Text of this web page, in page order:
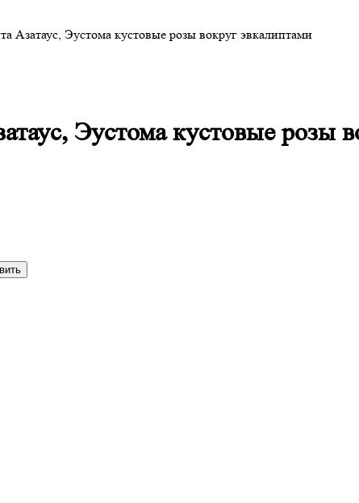
Азатаус, Эустома кустовые розы вокруг эвкалиптами
Эустома кустовые розы